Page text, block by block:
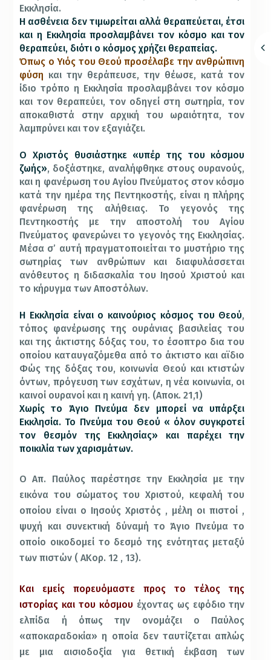
Εκκλησία.
Η ασθένεια δεν τιμωρείται αλλά θεραπεύεται, έτσι
και η Εκκλησία προσλαμβάνει τον κόσμο και τον
θεραπεύει, διότι ο κόσμος χρήζει θεραπείας.
Όπως ο Υιός του Θεού προσέλαβε την ανθρώπινη
φύσηκαι την θεράπευσε, την θέωσε, κατά τον
ίδιο τρόπο η Εκκλησία προσλαμβάνει τον κόσμο
και τον θεραπεύει, τον οδηγεί στη σωτηρία, τον
αποκαθιστά στην αρχική του ωραιότητα, τον
λαμπρύνει και τον εξαγιάζει.
Ο Χριστός θυσιάστηκε «υπέρ της του κόσμου
ζωής», δοξάστηκε, αναλήφθηκε στους ουρανούς,
και η φανέρωση του Αγίου Πνεύματος στον κόσμο
κατά την ημέρα της Πεντηκοστής, είναι η πλήρης
φανέρωση της αλήθειας. Το γεγονός της
Πεντηκοστής με την αποστολή του Αγίου
Πνεύματος φανερώνει το γεγονός της Εκκλησίας.
Μέσα σ’ αυτή πραγματοποιείται το μυστήριο της
σωτηρίας των ανθρώπων και διαφυλάσσεται
ανόθευτος η διδασκαλία του Ιησού Χριστού και
το κήρυγμα των Αποστόλων.
Η Εκκλησία είναι ο καινούριος κόσμος του Θεού,
τόπος φανέρωσης της ουράνιας βασιλείας του
και της άκτιστης δόξας του, το έσοπτρο δια του
οποίου καταυγαζόμεθα από το άκτιστο και αϊδιο
Φώς της δόξας του, κοινωνία Θεού και κτιστών
όντων, πρόγευση των εσχάτων, η νέα κοινωνία, οι
καινοί ουρανοί και η καινή γη. (Αποκ. 21,1)
Χωρίς το Άγιο Πνεύμα δεν μπορεί να υπάρξει
Εκκλησία. Το Πνεύμα του Θεού « όλον συγκροτεί
τον θεσμόν της Εκκλησίας» και παρέχει την
ποικιλία των χαρισμάτων.
Ο Απ. Παύλος παρέστησε την Εκκλησία με την
εικόνα του σώματος του Χριστού, κεφαλή του
οποίου είναι ο Ιησούς Χριστός , μέλη οι πιστοί ,
ψυχή και συνεκτική δύναμή το Άγιο Πνεύμα το
οποίο οικοδομεί το δεσμό της ενότητας μεταξύ
των πιστών ( Α΄Κορ. 12 , 13).
Και εμείς πορευόμαστε προς το τέλος της
ιστορίας και του κόσμου έχοντας ως εφόδιο την
ελπίδα ή όπως την ονομάζει ο Παύλος
«αποκαραδοκία» η οποία δεν ταυτίζεται απλώς
με μια αισιοδοξία για θετική έκβαση των